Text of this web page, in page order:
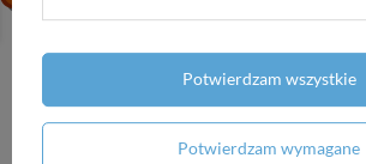
Wyrażam zgodę na przetwarzanie podanych
Wyrażam zgodę na otrzymywanie informacji
wybranych produktach i promocjach
Potwierdzam wymagane
Potwierdzam wszystkie